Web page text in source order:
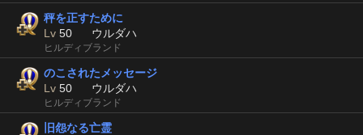
秤を正すために
Lv 50 ウルダハ
ヒルディブランド
のこされたメッセージ
Lv 50 ウルダハ
ヒルディブランド
旧怨なる亡霊